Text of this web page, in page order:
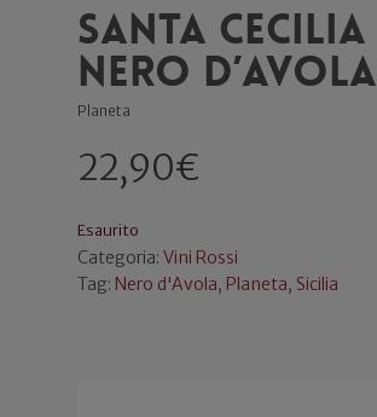
Santa Cecilia
Nero d’Avola
Planeta
22,90€
Esaurito
Categoria: Vini Rossi
Tag: Nero d'Avola, Planeta, Sicilia